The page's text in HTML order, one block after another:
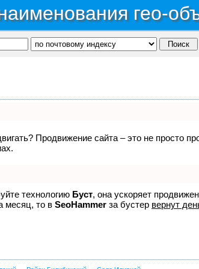
гео-
Продвижение сайта – это не просто
технологию Буст, она ускоряет
месяц, то в SeoHammer за бустер вернут